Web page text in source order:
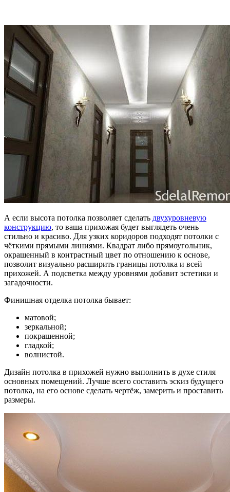
А если высота потолка позволяет сделать двухуровневую
конструкцию, то ваша прихожая будет выглядеть очень
стильно и красиво. Для узких коридоров подходят потолки с
чёткими прямыми линиями. Квадрат либо прямоугольник,
окрашенный в контрастный цвет по отношению к основе,
позволит визуально расширить границы потолка и всей
прихожей. А подсветка между уровнями добавит эстетики и
загадочности.
Финишная отделка потолка бывает:
матовой;
зеркальной;
покрашенной;
гладкой;
волнистой.
Дизайн потолка в прихожей нужно выполнить в духе стиля
основных помещений. Лучше всего составить эскиз будущего
потолка, на его основе сделать чертёж, замерить и проставить
размеры.